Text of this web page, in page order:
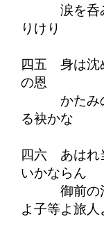
涙を呑み
りけり
四五 身は沈
の恩
かたみの
る袂かな
四六 あはれ
いかならん
御前の池
よ子等よ旅人